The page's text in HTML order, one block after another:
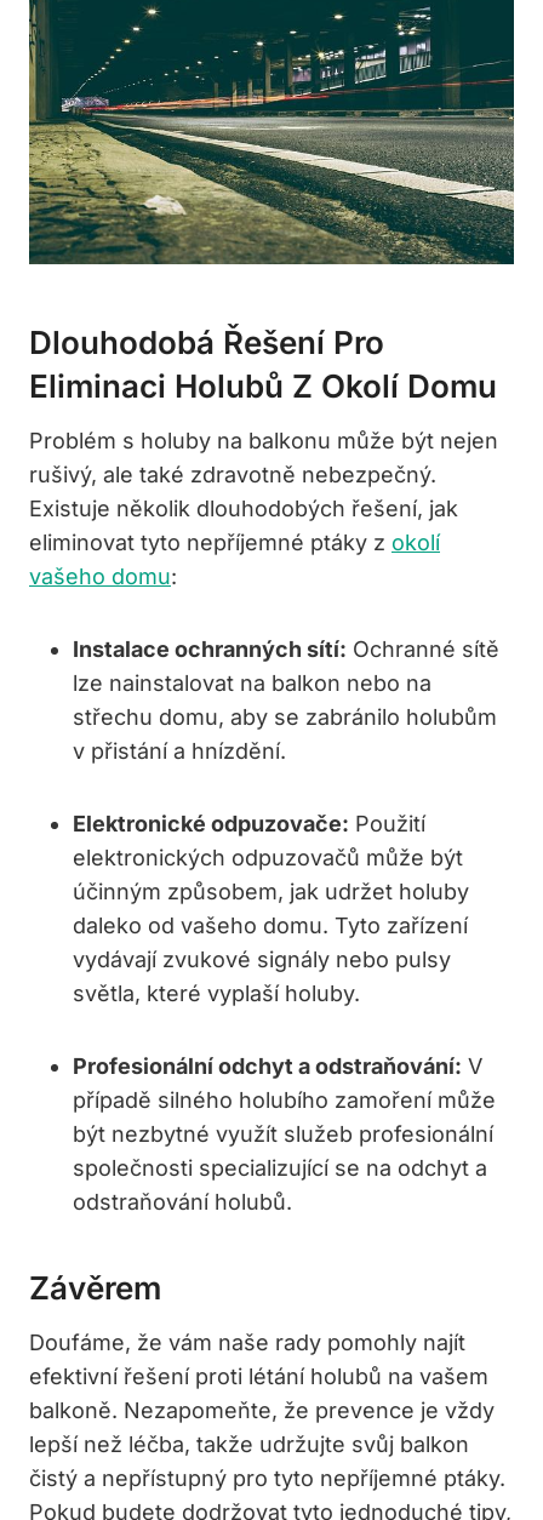
Dlouhodobá Řešení Pro
Eliminaci Holubů Z Okolí Domu
Problém s holuby na balkonu může být nejen
rušivý, ale také zdravotně nebezpečný.
Existuje několik dlouhodobých řešení, jak
eliminovat tyto nepříjemné ptáky z okolí
vašeho domu:
Instalace ochranných sítí: Ochranné sítě
lze nainstalovat na balkon nebo na
střechu domu, aby se zabránilo holubům
v přistání a hnízdění.
Elektronické odpuzovače: Použití
elektronických odpuzovačů může být
účinným způsobem, jak udržet holuby
daleko od vašeho domu. Tyto zařízení
vydávají zvukové signály nebo pulsy
světla, které vyplaší holuby.
Profesionální odchyt a odstraňování: V
případě silného holubího zamoření může
být nezbytné využít služeb profesionální
společnosti specializující se na odchyt a
odstraňování holubů.
Závěrem
Doufáme, že vám naše rady pomohly najít
efektivní řešení proti létání holubů na vašem
balkoně. Nezapomeňte, že prevence je vždy
lepší než léčba, takže udržujte svůj balkon
čistý a nepřístupný pro tyto nepříjemné ptáky.
Pokud budete dodržovat tyto jednoduché tipy,